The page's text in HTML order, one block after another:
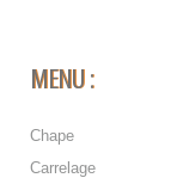
MENU :
Chape
Carrelage